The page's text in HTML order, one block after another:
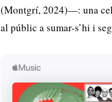
(Montgrí, 2024)—: una
al públic a sumar-s’hi i